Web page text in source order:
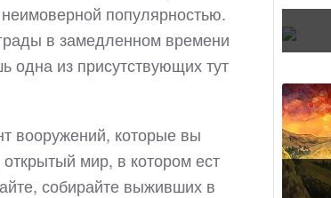
популярностью.
в замедленном времени
одна из присутствующих тут
вооружений, которые вы
мир, в котором ест
собирайте выживших в